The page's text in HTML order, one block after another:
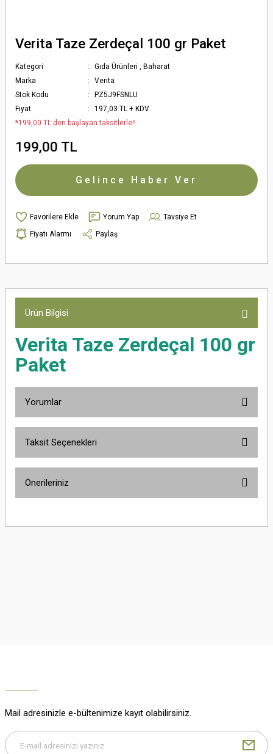
Verita Taze Zerdeçal 100 gr Paket
Kategori Gıda Ürünleri , Baharat
Marka
Verita
Stok Kodu
PZ5J9FSNLU
Fiyat
197,03 TL + KDV
*199,00 TL den başlayan taksitlerle!!
199,00 TL
Gelince Haber Ver
Yorum Yap
Tavsiye Et
Fiyatı Alarmı
Paylaş
Ürün Bilgisi
Verita Taze Zerdeçal 100 gr
Paket
Yorumlar
Taksit Seçenekleri
Önerileriniz
yetersiz gördüğünüz noktaları öneri formunu kullanarak tarafımıza
Mail adresinizle e-bültenimize kayıt olabilirsiniz.